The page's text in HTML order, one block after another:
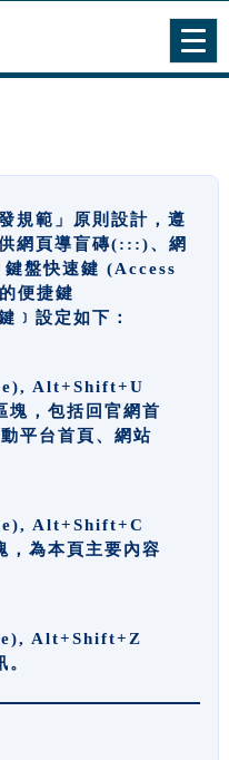
規範」原則設計，遵
網頁導盲磚(:::)、網
盤快速鍵 (Access
便捷鍵
﹞設定如下：
Alt+Shift+U
，包括回官網首
平台首頁、網站
Alt+Shift+C
為本頁主要內容
Alt+Shift+Z